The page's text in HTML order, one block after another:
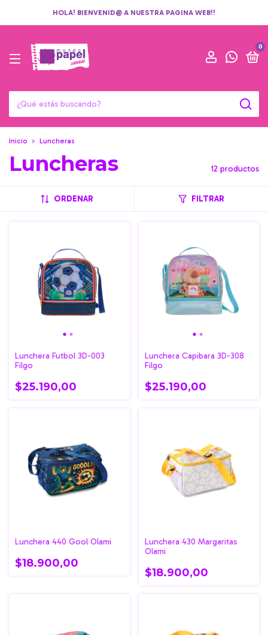
HOLA! BIENVENID@ A NUESTRA PAGINA WEB!!
0
Inicio > Luncheras
Luncheras 12 productos
ORDENAR FILTRAR
Lunchera Futbol 3D-003
Filgo
$25.190,00
Lunchera Capibara 3D-308
Filgo
$25.190,00
Lunchera 440 Gool Olami
$18.900,00
Lunchera 430 Margaritas
Olami
$18.900,00